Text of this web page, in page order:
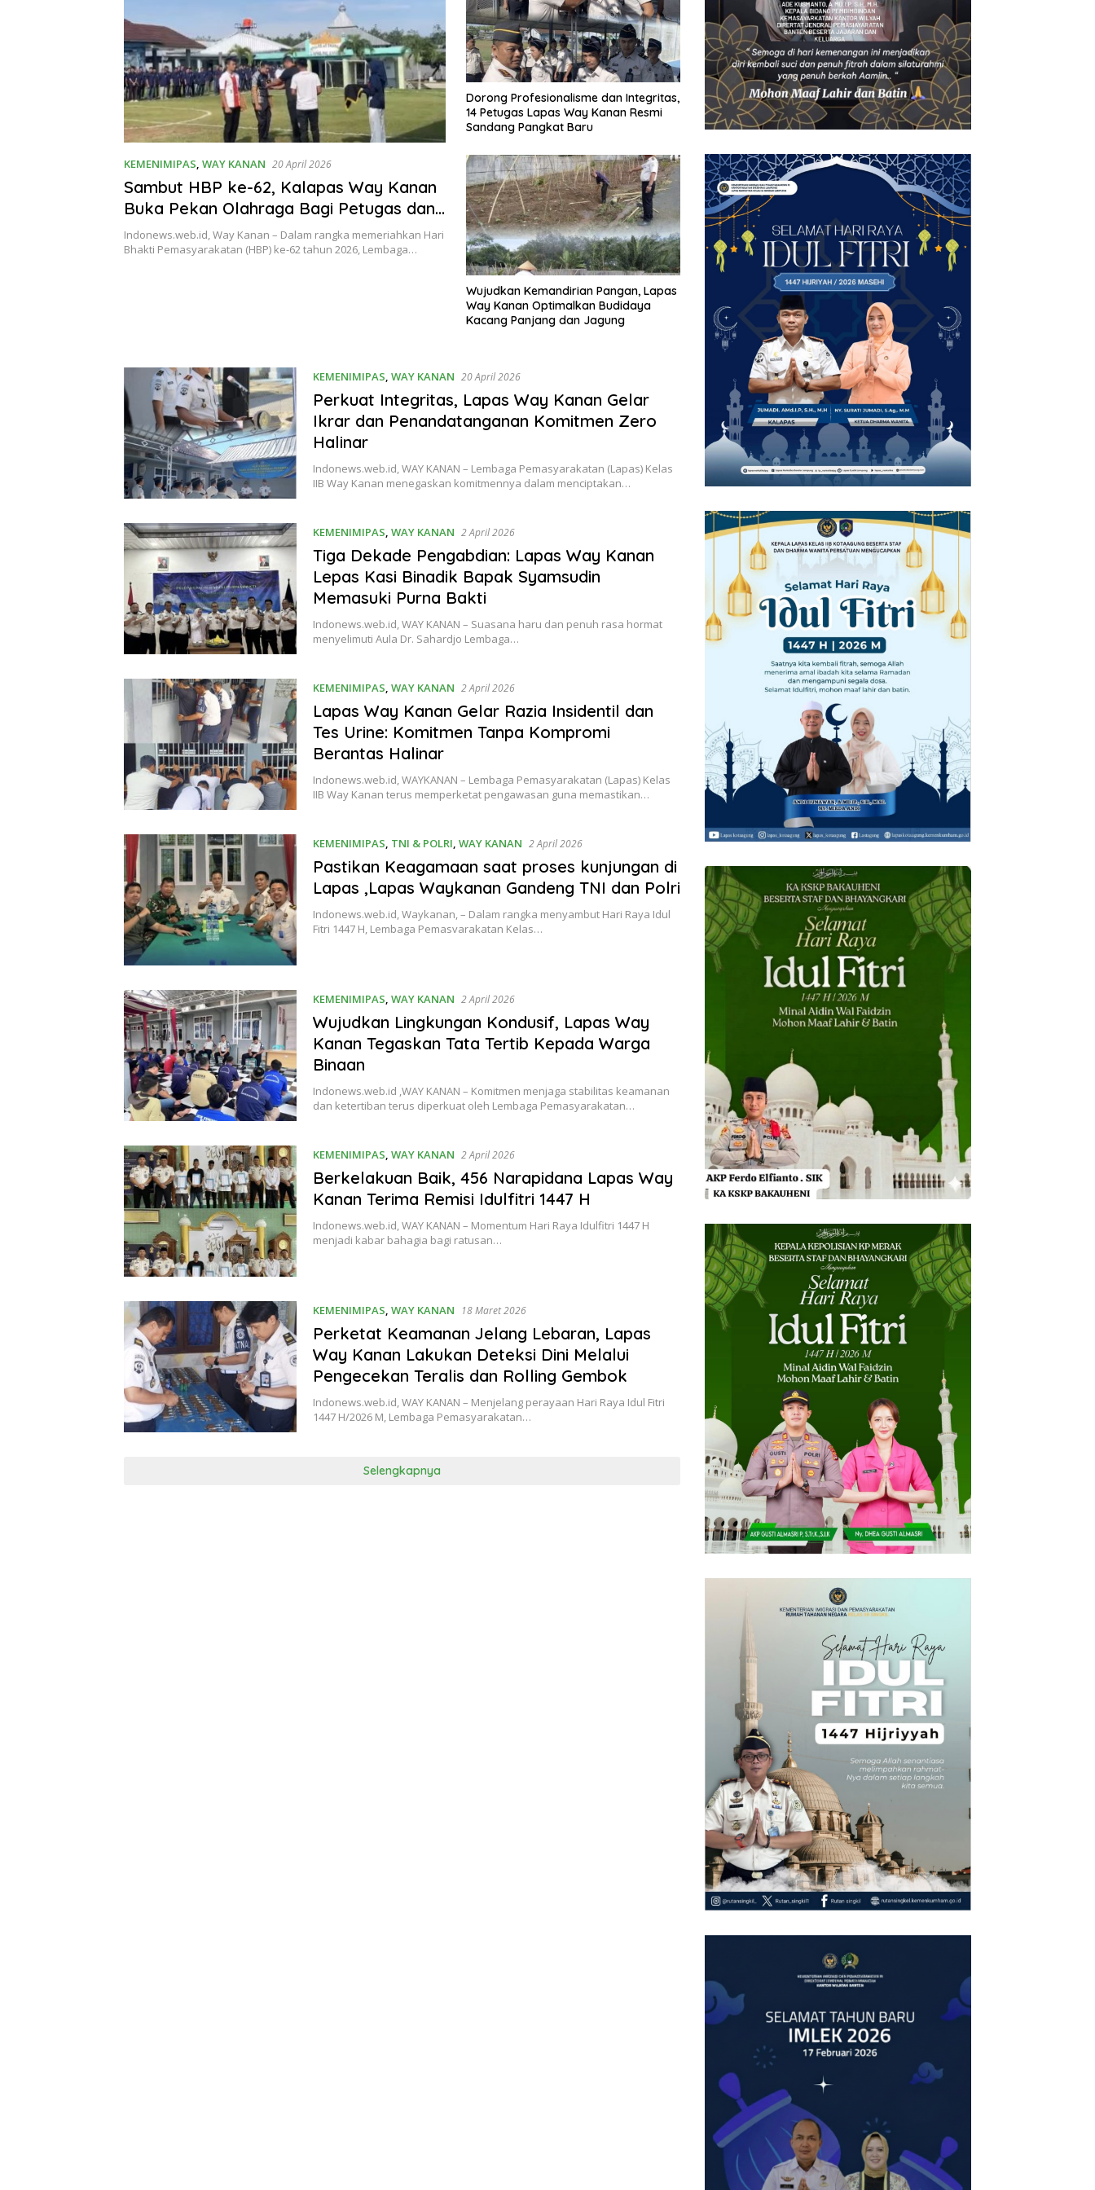
KEMENIMIPAS, WAY KANAN 20 April 2026
Sambut HBP ke-62, Kalapas Way Kanan
Buka Pekan Olahraga Bagi Petugas dan
Warga Binaan
Indonews.web.id, Way Kanan – Dalam rangka memeriahkan Hari
Bhakti Pemasyarakatan (HBP) ke-62 tahun 2026, Lembaga…
Dorong Profesionalisme dan Integritas,
14 Petugas Lapas Way Kanan Resmi
Sandang Pangkat Baru
Wujudkan Kemandirian Pangan, Lapas
Way Kanan Optimalkan Budidaya
Kacang Panjang dan Jagung
KEMENIMIPAS, WAY KANAN 20 April 2026
Perkuat Integritas, Lapas Way Kanan Gelar
Ikrar dan Penandatanganan Komitmen Zero
Halinar
Indonews.web.id, WAY KANAN – Lembaga Pemasyarakatan (Lapas) Kelas
IIB Way Kanan menegaskan komitmennya dalam menciptakan…
KEMENIMIPAS, WAY KANAN 2 April 2026
Tiga Dekade Pengabdian: Lapas Way Kanan
Lepas Kasi Binadik Bapak Syamsudin
Memasuki Purna Bakti
Indonews.web.id, WAY KANAN – Suasana haru dan penuh rasa hormat
menyelimuti Aula Dr. Sahardjo Lembaga…
KEMENIMIPAS, WAY KANAN 2 April 2026
Lapas Way Kanan Gelar Razia Insidentil dan
Tes Urine: Komitmen Tanpa Kompromi
Berantas Halinar
Indonews.web.id, WAYKANAN – Lembaga Pemasyarakatan (Lapas) Kelas
IIB Way Kanan terus memperketat pengawasan guna memastikan…
KEMENIMIPAS, TNI & POLRI, WAY KANAN 2 April 2026
Pastikan Keagamaan saat proses kunjungan di
Lapas ,Lapas Waykanan Gandeng TNI dan Polri
Indonews.web.id, Waykanan, – Dalam rangka menyambut Hari Raya Idul
Fitri 1447 H, Lembaga Pemasvarakatan Kelas…
KEMENIMIPAS, WAY KANAN 2 April 2026
Wujudkan Lingkungan Kondusif, Lapas Way
Kanan Tegaskan Tata Tertib Kepada Warga
Binaan
Indonews.web.id ,WAY KANAN – Komitmen menjaga stabilitas keamanan
dan ketertiban terus diperkuat oleh Lembaga Pemasyarakatan…
KEMENIMIPAS, WAY KANAN 2 April 2026
Berkelakuan Baik, 456 Narapidana Lapas Way
Kanan Terima Remisi Idulfitri 1447 H
Indonews.web.id, WAY KANAN – Momentum Hari Raya Idulfitri 1447 H
menjadi kabar bahagia bagi ratusan…
KEMENIMIPAS, WAY KANAN 18 Maret 2026
Perketat Keamanan Jelang Lebaran, Lapas
Way Kanan Lakukan Deteksi Dini Melalui
Pengecekan Teralis dan Rolling Gembok
Indonews.web.id, WAY KANAN – Menjelang perayaan Hari Raya Idul Fitri
1447 H/2026 M, Lembaga Pemasyarakatan…
Selengkapnya